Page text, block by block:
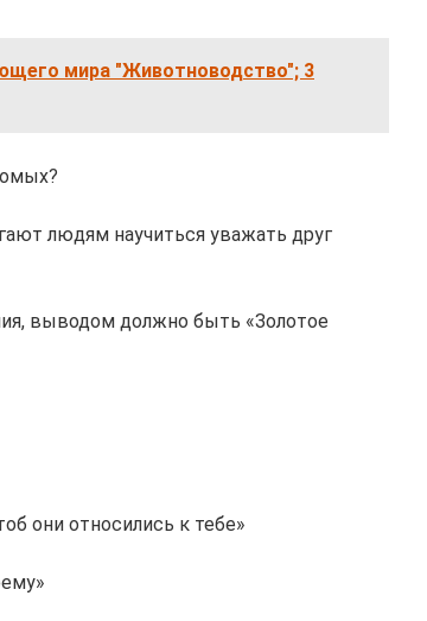
мира "Животноводство"; 3
людям научиться уважать друг
выводом должно быть «Золотое
они относились к тебе»